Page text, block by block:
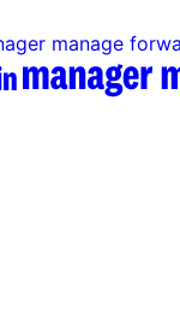
manage